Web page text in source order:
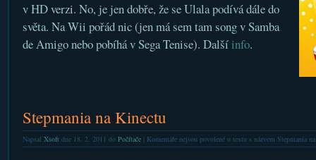
v HD verzi. No, je jen dobře, že se Ulala podívá dále do
světa. Na Wii pořád nic (jen má sem tam song v Samba
de Amigo nebo pobíhá v Sega Tenise). Dalšíinfo.
Stepmania na Kinectu
Napsal Xsoftdne 18. 2. 2011 do Počítače| Komentáře nejsou povolenéu textu s názvem Stepmania